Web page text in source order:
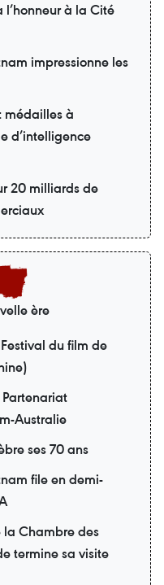
à la Cité
impressionne les
médailles à
d’intelligence
20 milliards de
ère
du film de
Australie
ses 70 ans
file en demi-
la Chambre des
termine sa visite